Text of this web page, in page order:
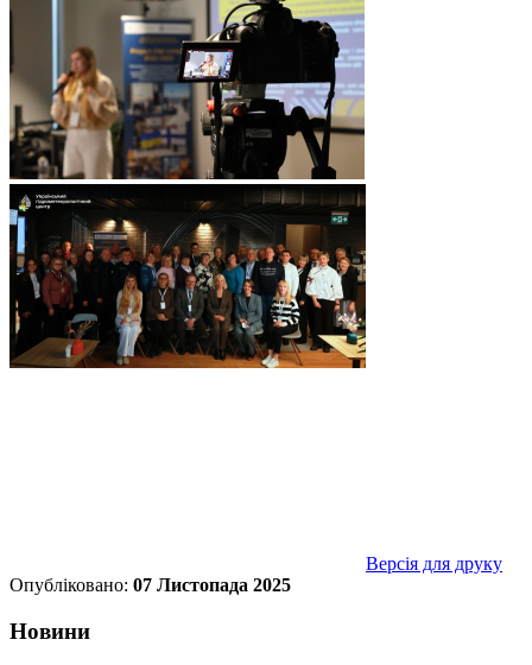
Версія для друку
Опубліковано: 07 Листопада 2025
Новини